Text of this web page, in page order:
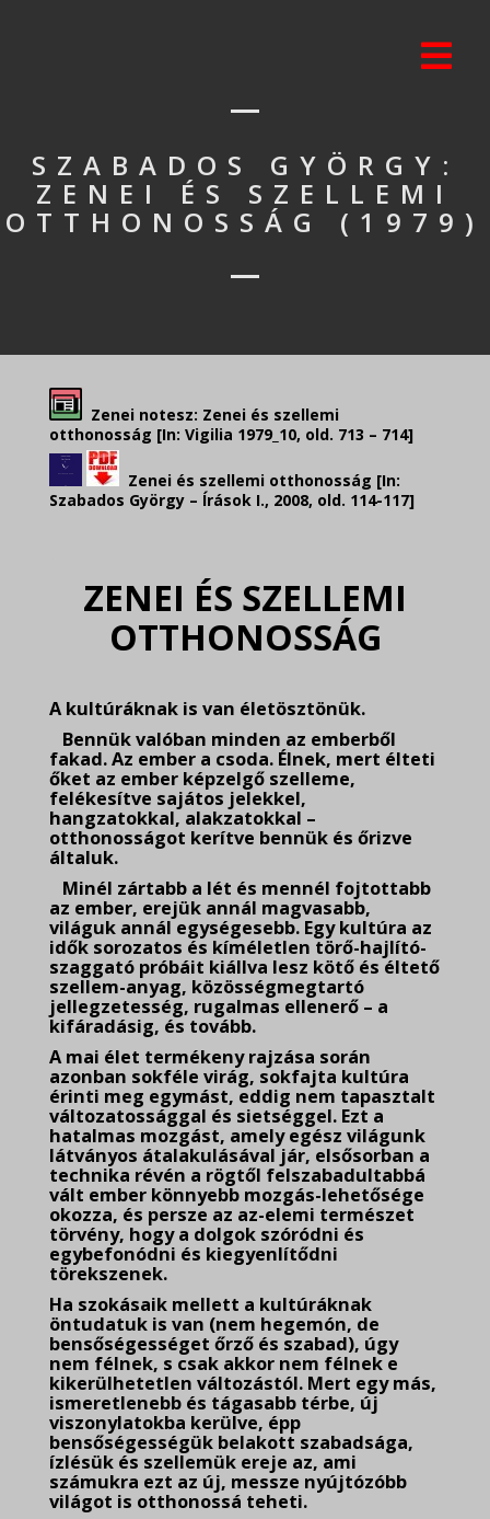
SZABADOS GYÖRGY:
ZENEI ÉS SZELLEMI
OTTHONOSSÁG (1979)
Zenei notesz: Zenei és szellemi
otthonosság [In: Vigilia 1979_10, old. 713 – 714]
Zenei és szellemi otthonosság [In:
Szabados György – Írások I., 2008, old. 114-117]
ZENEI ÉS SZELLEMI
OTTHONOSSÁG
A kultúráknak is van életösztönük.
Bennük valóban minden az emberből
fakad. Az ember a csoda. Élnek, mert élteti
őket az ember képzelgő szelleme,
felékesítve sajátos jelekkel,
hangzatokkal, alakzatokkal –
otthonosságot kerítve bennük és őrizve
általuk.
Minél zártabb a lét és mennél fojtottabb
az ember, erejük annál magvasabb,
világuk annál egységesebb. Egy kultúra az
idők sorozatos és kíméletlen törő-hajlító-
szaggató próbáit kiállva lesz kötő és éltető
szellem-anyag, közösségmegtartó
jellegzetesség, rugalmas ellenerő – a
kifáradásig, és tovább.
A mai élet termékeny rajzása során
azonban sokféle virág, sokfajta kultúra
érinti meg egymást, eddig nem tapasztalt
változatossággal és sietséggel. Ezt a
hatalmas mozgást, amely egész világunk
látványos átalakulásával jár, elsősorban a
technika révén a rögtől felszabadultabbá
vált ember könnyebb mozgás-lehetősége
okozza, és persze az az-elemi természet
törvény, hogy a dolgok szóródni és
egybefonódni és kiegyenlítődni
törekszenek.
Ha szokásaik mellett a kultúráknak
öntudatuk is van (nem hegemón, de
bensőségességet őrző és szabad), úgy
nem félnek, s csak akkor nem félnek e
kikerülhetetlen változástól. Mert egy más,
ismeretlenebb és tágasabb térbe, új
viszonylatokba kerülve, épp
bensőségességük belakott szabadsága,
ízlésük és szellemük ereje az, ami
számukra ezt az új, messze nyújtózóbb
világot is otthonossá teheti.